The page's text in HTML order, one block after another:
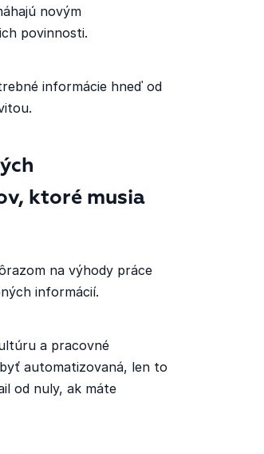
novým
povinnosti.
informácie hneď od
ktoré musia
na výhody práce
informácií.
a pracovné
automatizovaná, len to
od nuly, ak máte